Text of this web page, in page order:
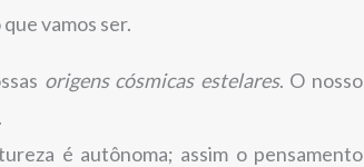
vamos ser.
origens cósmicas estelares. O nosso
é autônoma; assim o pensamento